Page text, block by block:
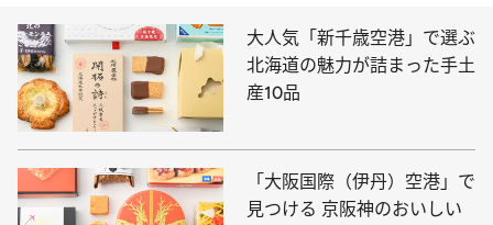
大人気「新千歳空港」で選ぶ
北海道の魅力が詰まった手土
産10品
「大阪国際（伊丹）空港」で
見つける 京阪神のおいしい